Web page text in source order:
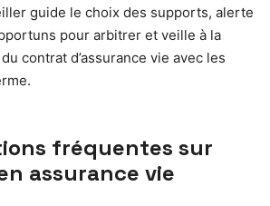
guide le choix des supports, alerte
pour arbitrer et veille à la
contrat d’assurance vie avec les
fréquentes sur
assurance vie